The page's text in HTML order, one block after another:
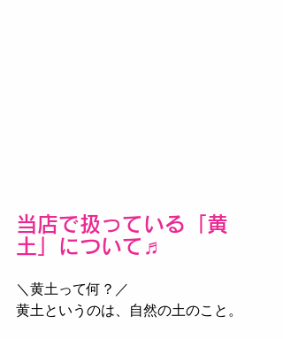
当店で扱っている「黄
土」について♬﻿
＼黄土って何？／﻿
黄土というのは、自然の土のこと。﻿